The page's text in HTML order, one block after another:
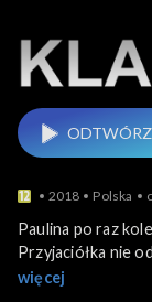
ODTWÓRZ
2018 Polska
Paulina po raz
Przyjaciółka nie
komórkę a to do
więcej